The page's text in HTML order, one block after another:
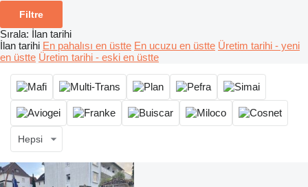
Filtre
Sırala: İlan tarihi
İlan tarihi En pahalısı en üstte En ucuzu en üstte Üretim tarihi - yeni
en üstte Üretim tarihi - eski en üstte
Hepsi